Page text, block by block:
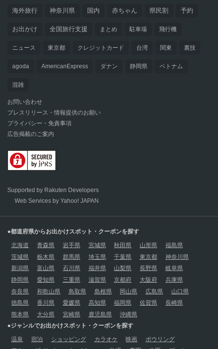
海外旅行 神奈川県 国内 赤ちゃん 県民割 予約
お出かけ 全国旅行支援 まとめ 駐車場 飛行機
ニュース 東京都 クレジットカード 台湾 関東 裏技
agoda AmericanExpress ダナン 静岡県 ベトナム
混雑
お問い合わせ
プレスリリース・情報提供のお願い
プライバシー・免責事項
広告掲載のご案内
Supported by Rakuten Developers
Web Services by Yahoo! JAPAN
●都道府県からお出かけスポット・クーポンを探す
北海道
青森県 岩手県 宮城県 秋田県 山形県
福島県
茨城県
栃木県 群馬県 埼玉県 千葉県 東京都
神奈川県
新潟県
富山県 石川県 福井県 山梨県 長野県
岐阜県
静岡県
愛知県 三重県 滋賀県 京都府 大阪府
兵庫県
奈良県
和歌山県 鳥取県 島根県 岡山県 広島県
山口県
徳島県
香川県 愛媛県 高知県 福岡県 佐賀県
長崎県
熊本県
大分県 宮崎県 鹿児島県
沖縄県
●ジャンルでお出かけスポット・クーポンを探す
温泉
宿泊 ショッピング カラオケ 映画
ボウリング